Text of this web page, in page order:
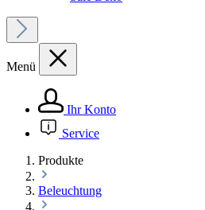
Menü
Ihr Konto
Service
Produkte
Beleuchtung